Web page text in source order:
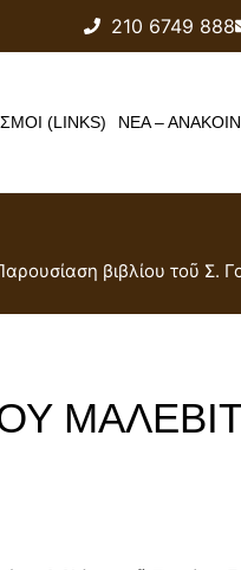
210 6749 888
(LINKS) ΝΕΑ –
βιβλίου τοῦ Σ.